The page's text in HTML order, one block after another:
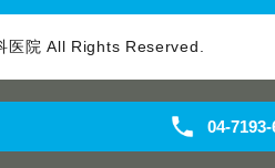
04-7193-
医院 All Rights Reserved.